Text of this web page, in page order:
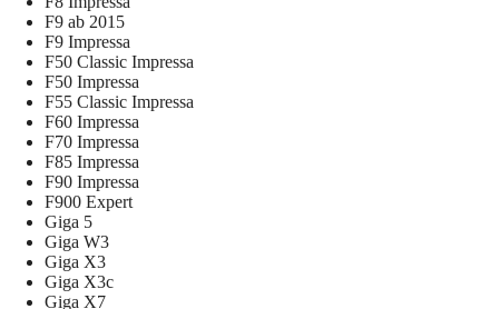
F9 ab 2015
F9 Impressa
F50 Classic Impressa
F50 Impressa
F55 Classic Impressa
F60 Impressa
F70 Impressa
F85 Impressa
F90 Impressa
F900 Expert
Giga 5
Giga W3
Giga X3
Giga X3c
Giga X7